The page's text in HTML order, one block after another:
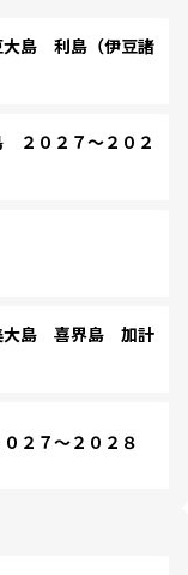
島 利島（伊豆諸
０２７～２０２
島 喜界島 加計
２７～２０２８